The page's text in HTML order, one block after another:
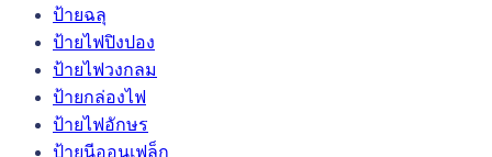
ป้ายฉลุ
ป้ายไฟปิงปอง
ป้ายไฟวงกลม
ป้ายกล่องไฟ
ป้ายไฟอักษร
ป้ายนีออนเฟล็ก